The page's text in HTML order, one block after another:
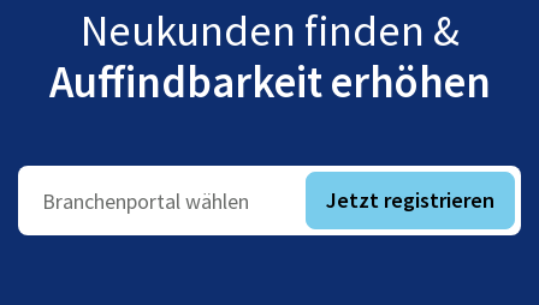
Neukunden finden &
Auffindbarkeit erhöhen
Branchenportal wählen Jetzt registrieren